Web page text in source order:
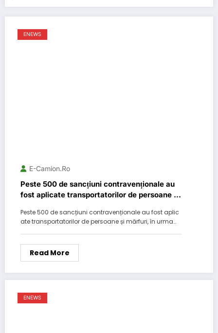
ENEWS
E-Camion.ro
Peste 500 de sancțiuni contravenționale au
fost aplicate transportatorilor de persoane și
Peste 500 de sancțiuni contravenționale au fost aplic
ate transportatorilor de persoane și mărfuri, în urma…
Read More
ENEWS